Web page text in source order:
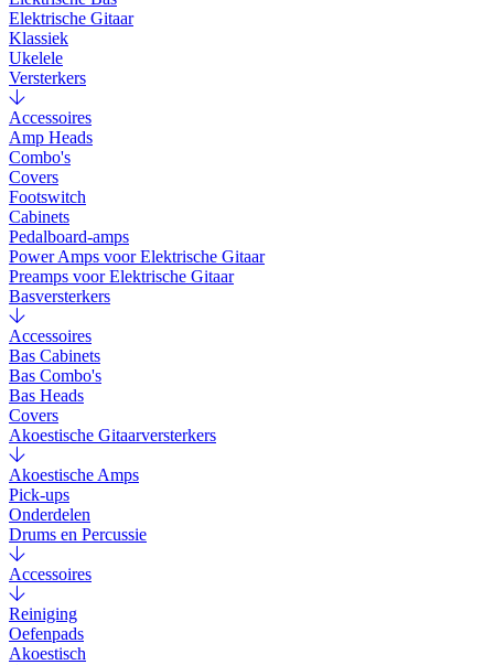
Elektrische Gitaar
Klassiek
Ukelele
Versterkers
Accessoires
Amp Heads
Combo's
Covers
Footswitch
Cabinets
Pedalboard-amps
Power Amps voor Elektrische Gitaar
Preamps voor Elektrische Gitaar
Basversterkers
Accessoires
Bas Cabinets
Bas Combo's
Bas Heads
Covers
Akoestische Gitaarversterkers
Akoestische Amps
Pick-ups
Onderdelen
Drums en Percussie
Accessoires
Reiniging
Oefenpads
Akoestisch